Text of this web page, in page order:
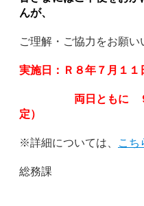
んが、
ご理解・ご協力をお願い
実施日：Ｒ８年７月１１
両日ともに
定）
※詳細については、 こち
総務課